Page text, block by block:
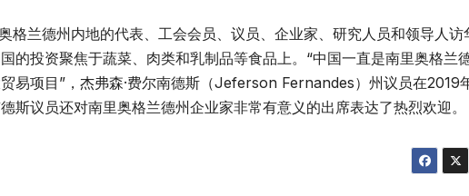
格兰德州内地的代表、工会会员、议员、企业家、研究人员和领导人
的投资聚焦于蔬菜、肉类和乳制品等食品上。“中国一直是南里奥格兰
易项目”，杰弗森·费尔南德斯（Jeferson Fernandes）州议员在2019
斯议员还对南里奥格兰德州企业家非常有意义的出席表达了热烈欢迎。